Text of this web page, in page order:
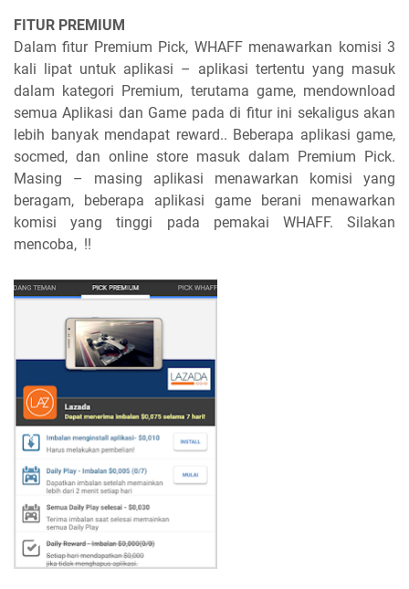
FITUR PREMIUM
Dalam fitur Premium Pick, WHAFF menawarkan komisi 3
kali lipat untuk aplikasi – aplikasi tertentu yang masuk
dalam kategori Premium, terutama game, mendownload
semua Aplikasi dan Game pada di fitur ini sekaligus akan
lebih banyak mendapat reward.. Beberapa aplikasi game,
socmed, dan online store masuk dalam Premium Pick.
Masing – masing aplikasi menawarkan komisi yang
beragam, beberapa aplikasi game berani menawarkan
komisi yang tinggi pada pemakai WHAFF. Silakan
mencoba, !!